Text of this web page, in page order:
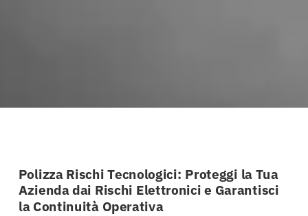
Polizza Rischi Tecnologici: Proteggi la Tua
Azienda dai Rischi Elettronici e Garantisci
la Continuità Operativa